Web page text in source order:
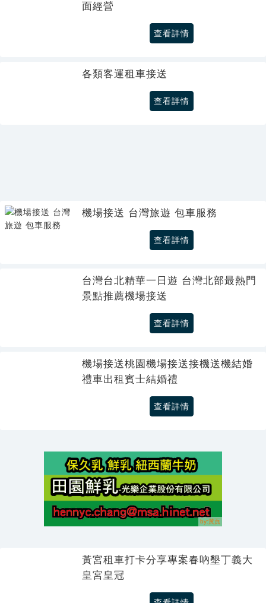
面經營
查看詳情
各類客運租車接送
查看詳情
機場接送 台灣旅遊 包車服務
查看詳情
台灣台北精華一日遊 台灣北部最熱門
景點推薦機場接送
查看詳情
機場接送桃園機場接送接機送機結婚
禮車出租賓士結婚禮
查看詳情
黃宮租車打卡分享專案春吶墾丁義大
皇宮皇冠